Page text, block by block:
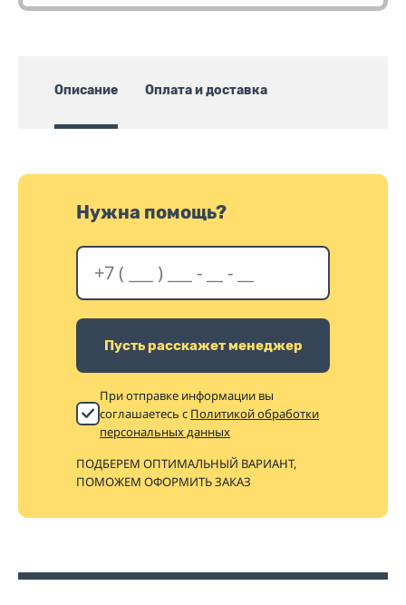
Описание Оплата и доставка
Нужна помощь?
Пусть расскажет менеджер
При отправке информации вы
соглашаетесь с Политикой обработки
персональных данных
ПОДБЕРЕМ ОПТИМАЛЬНЫЙ ВАРИАНТ,
ПОМОЖЕМ ОФОРМИТЬ ЗАКАЗ